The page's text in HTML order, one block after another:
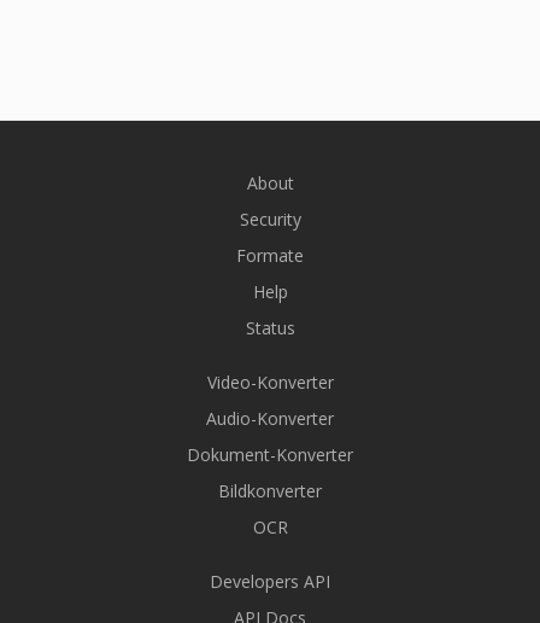
About
Security
Formate
Help
Status
Video-Konverter
Audio-Konverter
Dokument-Konverter
Bildkonverter
OCR
Developers API
API Docs